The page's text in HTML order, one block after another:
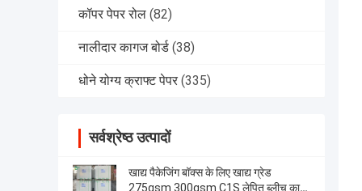
कॉपर पेपर रोल (82)
नालीदार कागज बोर्ड (38)
धोने योग्य क्राफ्ट पेपर (335)
सर्वश्रेष्ठ उत्पादों
खाद्य पैकेजिंग बॉक्स के लिए खाद्य ग्रेड
275gsm 300gsm C1S लेपित ब्लीच कार्ड